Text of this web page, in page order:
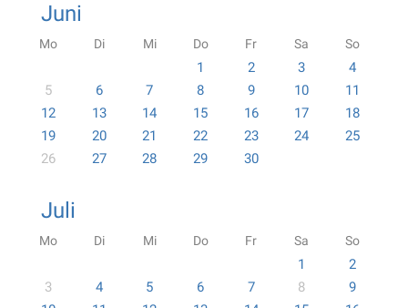
Juni
Mo Di Mi Do Fr Sa So
1 2 3
4
5
6 7 8 9 10
11
12
13 14 15 16 17
18
19
20 21 22 23 24
25
26
27 28 29 30
Juli
Mo Di Mi Do Fr Sa So
1
2
3
4 5 6 7 8
9